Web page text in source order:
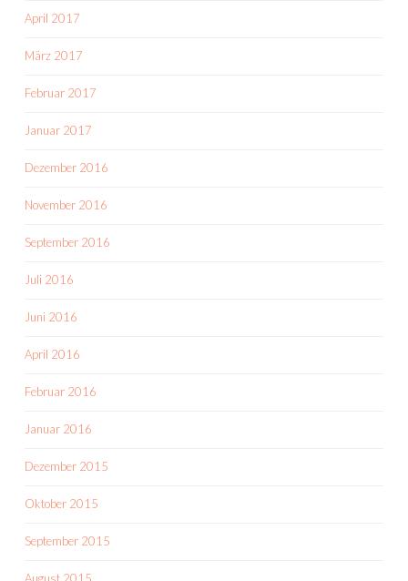
April 2017
März 2017
Februar 2017
Januar 2017
Dezember 2016
November 2016
September 2016
Juli 2016
Juni 2016
April 2016
Februar 2016
Januar 2016
Dezember 2015
Oktober 2015
September 2015